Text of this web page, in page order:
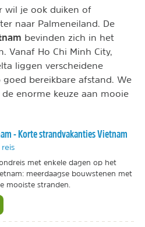
wil je ook duiken of
naar Palmeneiland. De
bevinden zich in het
Vanaf Ho Chi Minh City,
liggen verscheidene
bereikbare afstand. We
enorme keuze aan mooie
- Korte strandvakanties Vietnam
reis
met enkele dagen op het
meerdaagse bouwstenen met
mooiste stranden.